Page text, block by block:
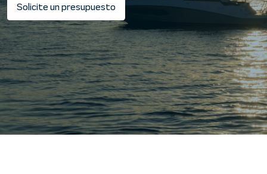
Solicite un presupuesto